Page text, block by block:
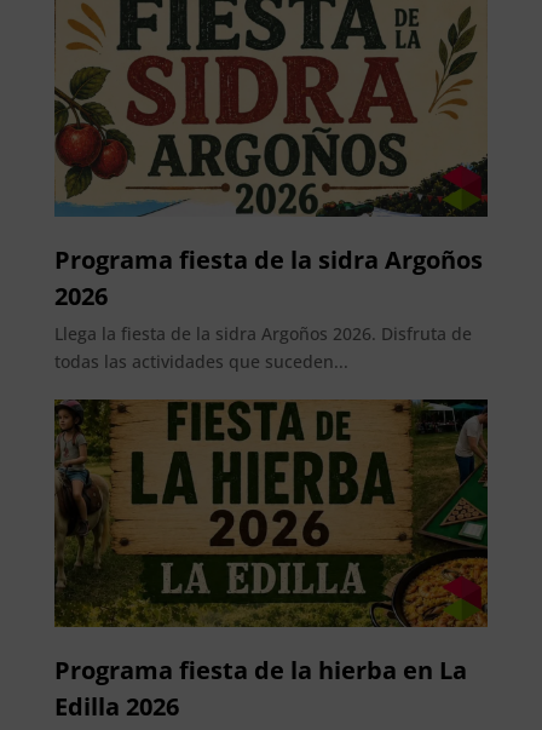
Programa fiesta de la sidra Argoños
2026
Llega la fiesta de la sidra Argoños 2026. Disfruta de
todas las actividades que suceden...
Programa fiesta de la hierba en La
Edilla 2026